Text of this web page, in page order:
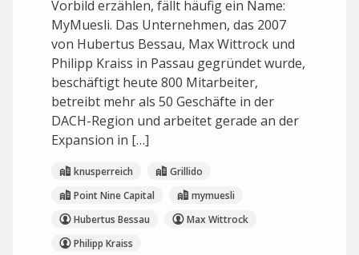
Vorbild erzählen, fällt häufig ein Name:
MyMuesli. Das Unternehmen, das 2007
von Hubertus Bessau, Max Wittrock und
Philipp Kraiss in Passau gegründet wurde,
beschäftigt heute 800 Mitarbeiter,
betreibt mehr als 50 Geschäfte in der
DACH-Region und arbeitet gerade an der
Expansion in […]
knusperreich
Grillido
Point Nine Capital
mymuesli
Hubertus Bessau
Max Wittrock
Philipp Kraiss